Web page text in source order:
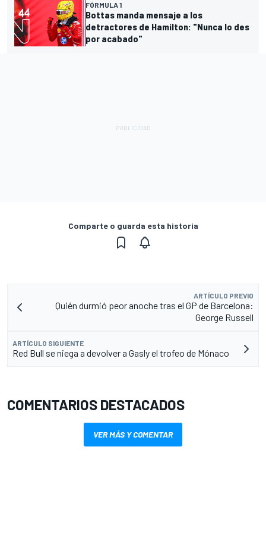
FÓRMULA 1
Bottas manda mensaje a los
detractores de Hamilton: "Nunca lo des
por acabado"
Comparte o guarda esta historia
ARTÍCULO PREVIO
Quién durmió peor anoche tras el GP de Barcelona:
George Russell
ARTÍCULO SIGUIENTE
Red Bull se niega a devolver a Gasly el trofeo de Mónaco
COMENTARIOS DESTACADOS
VER MÁS Y COMENTAR